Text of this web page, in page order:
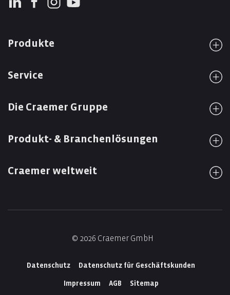
Produkte
Service
Die Craemer Gruppe
Produkt- & Branchenlösungen
Craemer weltweit
© 2026 Craemer GmbH
Datenschutz Datenschutz für Geschäftskunden
Impressum AGB Sitemap